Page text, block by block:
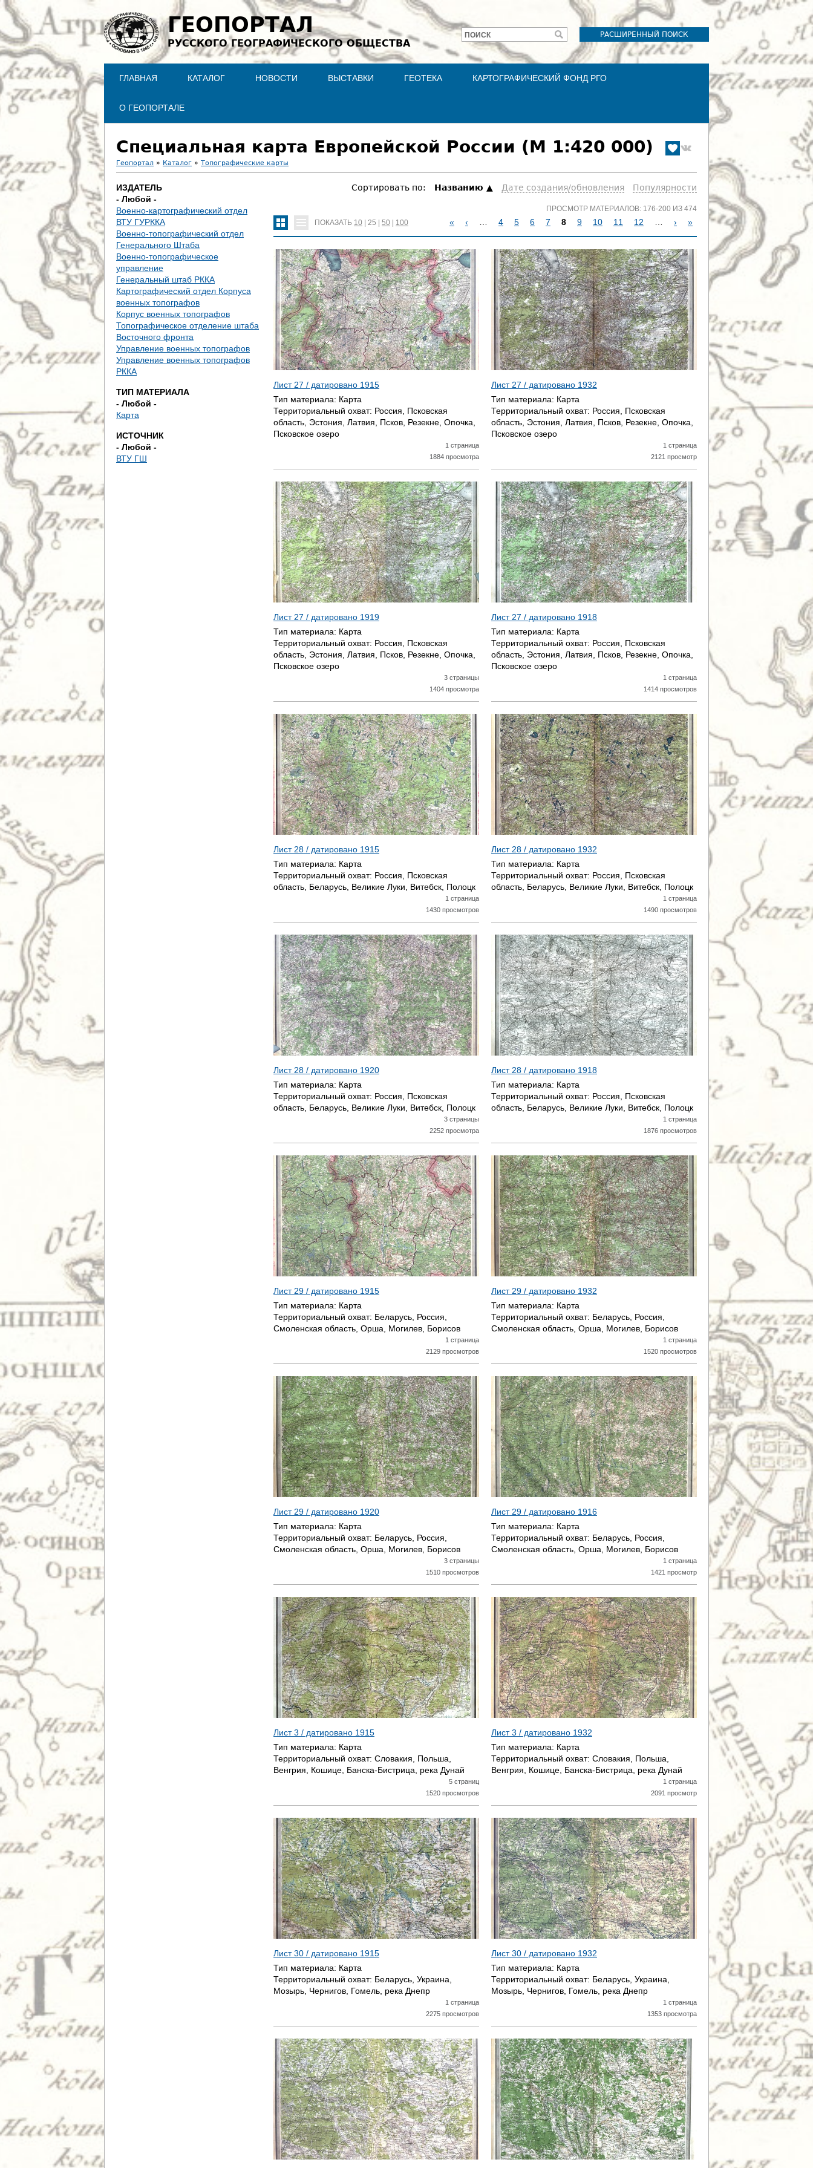
Jump to navigation
ГЕОПОРТАЛ
РУССКОГО ГЕОГРАФИЧЕСКОГО ОБЩЕСТВА
РАСШИРЕННЫЙ ПОИСК
Форма
поиска
ПОИСК
ГЛАВНАЯ КАТАЛОГ НОВОСТИ ВЫСТАВКИ ГЕОТЕКА КАРТОГРАФИЧЕСКИЙ ФОНД РГО
О ГЕОПОРТАЛЕ
Специальная карта Европейской России (М 1:420 000)
В
ы
з
д
е
с
ь
Геопортал » Каталог » Топографические карты
ИЗДАТЕЛЬ
- Любой -
Военно-картографический отдел
ВТУ ГУРККА
Военно-топографический отдел
Генерального Штаба
Военно-топографическое
управление
Генеральный штаб РККА
Картографический отдел Корпуса
военных топографов
Корпус военных топографов
Топографическое отделение штаба
Восточного фронта
Управление военных топографов
Управление военных топографов
РККА
ТИП МАТЕРИАЛА
- Любой -
Карта
ИСТОЧНИК
- Любой -
ВТУ ГШ
Сортировать по: Hазванию Дате создания/обновления Популярности
ПОКАЗАТЬ 10 25 50 100
ПРОСМОТР МАТЕРИАЛОВ: 176-200 ИЗ 474
С
Т
Р
А
Н
И
« ‹ 4 5 6 7 8 9 10 11 12 › »
Лист 27 / датировано 1915
Тип материала: Карта
Территориальный охват: Россия, Псковская
область, Эстония, Латвия, Псков, Резекне, Опочка,
Псковское озеро
1 страница
1884 просмотра
Лист 27 / датировано 1932
Тип материала: Карта
Территориальный охват: Россия, Псковская
область, Эстония, Латвия, Псков, Резекне, Опочка,
Псковское озеро
1 страница
2121 просмотр
Лист 27 / датировано 1919
Тип материала: Карта
Территориальный охват: Россия, Псковская
область, Эстония, Латвия, Псков, Резекне, Опочка,
Псковское озеро
3 страницы
1404 просмотра
Лист 27 / датировано 1918
Тип материала: Карта
Территориальный охват: Россия, Псковская
область, Эстония, Латвия, Псков, Резекне, Опочка,
Псковское озеро
1 страница
1414 просмотров
Лист 28 / датировано 1915
Тип материала: Карта
Территориальный охват: Россия, Псковская
область, Беларусь, Великие Луки, Витебск, Полоцк
1 страница
1430 просмотров
Лист 28 / датировано 1932
Тип материала: Карта
Территориальный охват: Россия, Псковская
область, Беларусь, Великие Луки, Витебск, Полоцк
1 страница
1490 просмотров
Лист 28 / датировано 1920
Тип материала: Карта
Территориальный охват: Россия, Псковская
область, Беларусь, Великие Луки, Витебск, Полоцк
3 страницы
2252 просмотра
Лист 28 / датировано 1918
Тип материала: Карта
Территориальный охват: Россия, Псковская
область, Беларусь, Великие Луки, Витебск, Полоцк
1 страница
1876 просмотров
Лист 29 / датировано 1915
Тип материала: Карта
Территориальный охват: Беларусь, Россия,
Смоленская область, Орша, Могилев, Борисов
1 страница
2129 просмотров
Лист 29 / датировано 1932
Тип материала: Карта
Территориальный охват: Беларусь, Россия,
Смоленская область, Орша, Могилев, Борисов
1 страница
1520 просмотров
Лист 29 / датировано 1920
Тип материала: Карта
Территориальный охват: Беларусь, Россия,
Смоленская область, Орша, Могилев, Борисов
3 страницы
1510 просмотров
Лист 29 / датировано 1916
Тип материала: Карта
Территориальный охват: Беларусь, Россия,
Смоленская область, Орша, Могилев, Борисов
1 страница
1421 просмотр
Лист 3 / датировано 1915
Тип материала: Карта
Территориальный охват: Словакия, Польша,
Венгрия, Кошице, Банска-Бистрица, река Дунай
5 страниц
1520 просмотров
Лист 3 / датировано 1932
Тип материала: Карта
Территориальный охват: Словакия, Польша,
Венгрия, Кошице, Банска-Бистрица, река Дунай
1 страница
2091 просмотр
Лист 30 / датировано 1915
Тип материала: Карта
Территориальный охват: Беларусь, Украина,
Мозырь, Чернигов, Гомель, река Днепр
1 страница
2275 просмотров
Лист 30 / датировано 1932
Тип материала: Карта
Территориальный охват: Беларусь, Украина,
Мозырь, Чернигов, Гомель, река Днепр
1 страница
1353 просмотра